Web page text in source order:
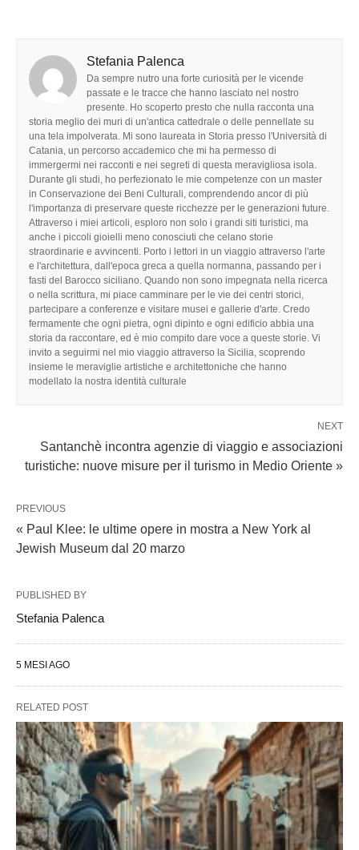
Stefania Palenca
Da sempre nutro una forte curiosità per le vicende
passate e le tracce che hanno lasciato nel nostro
presente. Ho scoperto presto che nulla racconta una
storia meglio dei muri di un'antica cattedrale o delle pennellate su
una tela impolverata. Mi sono laureata in Storia presso l'Università di
Catania, un percorso accademico che mi ha permesso di
immergermi nei racconti e nei segreti di questa meravigliosa isola.
Durante gli studi, ho perfezionato le mie competenze con un master
in Conservazione dei Beni Culturali, comprendendo ancor di più
l'importanza di preservare queste ricchezze per le generazioni future.
Attraverso i miei articoli, esploro non solo i grandi siti turistici, ma
anche i piccoli gioielli meno conosciuti che celano storie
straordinarie e avvincenti. Porto i lettori in un viaggio attraverso l'arte
e l'architettura, dall'epoca greca a quella normanna, passando per i
fasti del Barocco siciliano. Quando non sono impegnata nella ricerca
o nella scrittura, mi piace camminare per le vie dei centri storici,
partecipare a conferenze e visitare musei e gallerie d'arte. Credo
fermamente che ogni pietra, ogni dipinto e ogni edificio abbia una
storia da raccontare, ed è mio compito dare voce a queste storie. Vi
invito a seguirmi nel mio viaggio attraverso la Sicilia, scoprendo
insieme le meraviglie artistiche e architettoniche che hanno
modellato la nostra identità culturale
NEXT
Santanchè incontra agenzie di viaggio e associazioni
turistiche: nuove misure per il turismo in Medio Oriente »
PREVIOUS
« Paul Klee: le ultime opere in mostra a New York al
Jewish Museum dal 20 marzo
PUBLISHED BY
Stefania Palenca
5 MESI AGO
RELATED POST